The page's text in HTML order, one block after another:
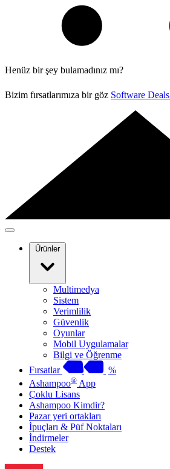
Henüz bir şey bulamadınız mı?
Bizim fırsatlarımıza bir göz Software Deals
Ürünler
Multimedya
Sistem
Verimlilik
Güvenlik
Oyunlar
Mobil Uygulamalar
Bilgi ve Öğrenme
Fırsatlar
%
Ashampoo® App
Çoklu Lisans
Ashampoo Kimdir?
Pazar yeri ortakları
İpuçları & Püf Noktaları
İndirmeler
Destek